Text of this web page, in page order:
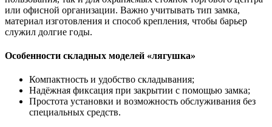
или офисной организации. Важно учитывать тип замка,
материал изготовления и способ крепления, чтобы барьер
служил долгие годы.
Особенности складных моделей «лягушка»
Компактность и удобство складывания;
Надёжная фиксация при закрытии с помощью замка;
Простота установки и возможность обслуживания без
специальных средств.